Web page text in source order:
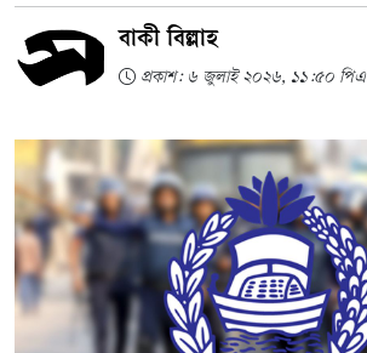
বাকী বিল্লাহ
প্রকাশ: ৬ জুলাই ২০২৬, ১১:৫০